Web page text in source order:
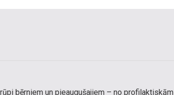
bērniem un pieaugušajiem – no profilaktiskām